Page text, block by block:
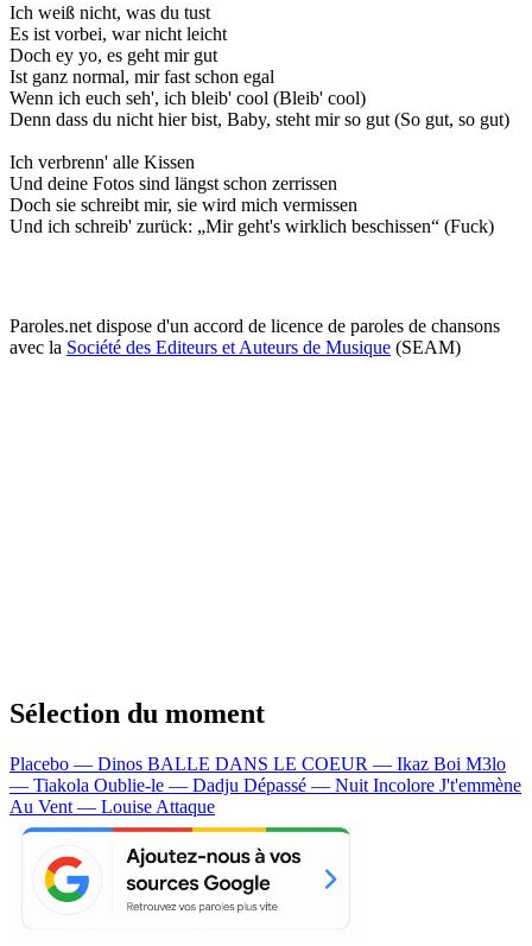
Ich weiß nicht, was du tust
Es ist vorbei, war nicht leicht
Doch ey yo, es geht mir gut
Ist ganz normal, mir fast schon egal
Wenn ich euch seh', ich bleib' cool (Bleib' cool)
Denn dass du nicht hier bist, Baby, steht mir so gut (So gut, so gut)
Ich verbrenn' alle Kissen
Und deine Fotos sind längst schon zerrissen
Doch sie schreibt mir, sie wird mich vermissen
Und ich schreib' zurück: „Mir geht's wirklich beschissen“ (Fuck)
Paroles.net dispose d'un accord de licence de paroles de chansons
avec la Société des Editeurs et Auteurs de Musique (SEAM)
Sélection du moment
Placebo — Dinos BALLE DANS LE COEUR — Ikaz Boi M3lo
— Tiakola Oublie-le — Dadju Dépassé — Nuit Incolore J't'emmène
Au Vent — Louise Attaque